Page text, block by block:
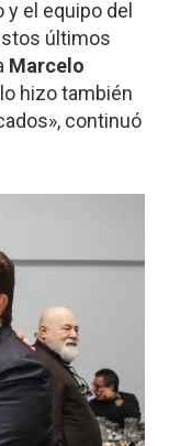
el equipo del
últimos
Marcelo
hizo también
continuó